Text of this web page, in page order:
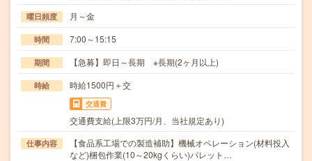
曜日頻度 月～金
時間 7:00～15:15
期間 【急募】即日～長期 ※長期(2ヶ月以上)
時給 時給1500円＋交
交通費
交通費支給(上限3万円/月、当社規定あり)
仕事内容
【食品系工場での製造補助】機械オペレーション(材料投入
など)梱包作業(10～20kgくらい)パレット…